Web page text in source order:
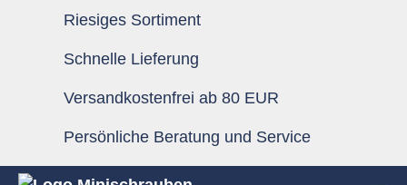
Riesiges Sortiment
Schnelle Lieferung
Versandkostenfrei ab 80 EUR
Persönliche Beratung und Service